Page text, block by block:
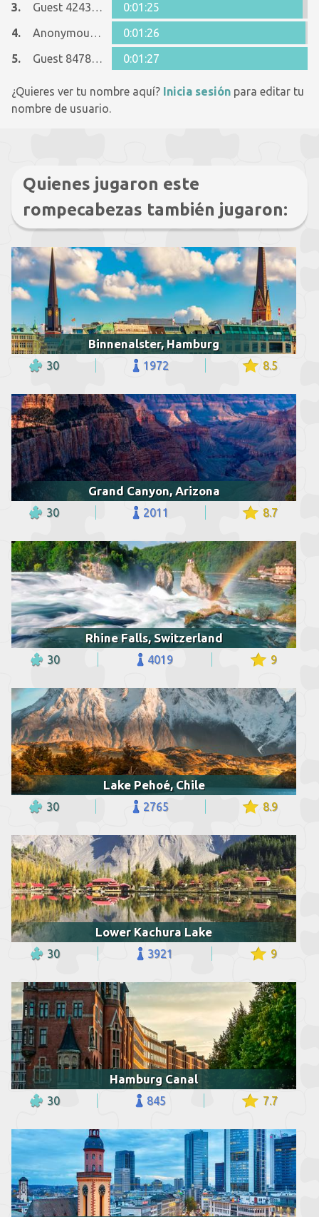
3.
Guest 4243965
0:01:25
4.
Anonymous 1125998
0:01:26
5.
Guest 8478915 0:01:27
¿Quieres ver tu nombre aquí? Inicia sesión para editar tu
nombre de usuario.
Quienes jugaron este
rompecabezas también jugaron:
Binnenalster, Hamburg
30 1972 8.5
Grand Canyon, Arizona
30 2011 8.7
Rhine Falls, Switzerland
30 4019 9
Lake Pehoé, Chile
30 2765 8.9
Lower Kachura Lake
30 3921 9
Hamburg Canal
30 845 7.7